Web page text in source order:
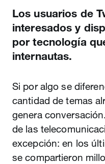
Los usuarios de
interesados y
por tecnología
internautas.
Si por algo se
cantidad de temas
genera
de las
excepción: en los
se compartieron